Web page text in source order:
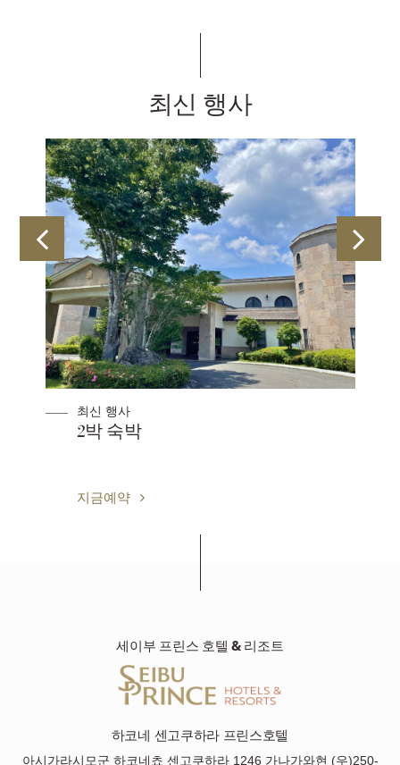
최신 행사
최신 행사
2박 숙박
지금예약
세이부 프린스 호텔 & 리조트
하코네 센고쿠하라 프린스호텔
아시가라시모군 하코네쵸 센고쿠하라 1246 가나가와현 (우)250-